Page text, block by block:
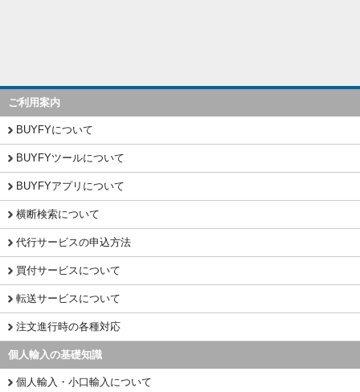
ご利用案内
BUYFYについて
BUYFYツールについて
BUYFYアプリについて
横断検索について
代行サービスの申込方法
買付サービスについて
転送サービスについて
注文進行時の各種対応
個人輸入の基礎知識
個人輸入・小口輸入について